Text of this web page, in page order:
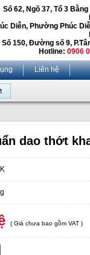
Số 62, Ngõ 37, Tổ 3
Diễn, Phường Phúc
Số 150, Đường số 9,
Hotline: 0906
Liên hệ
dao thớt
( Giá chưa bao gồm VAT )